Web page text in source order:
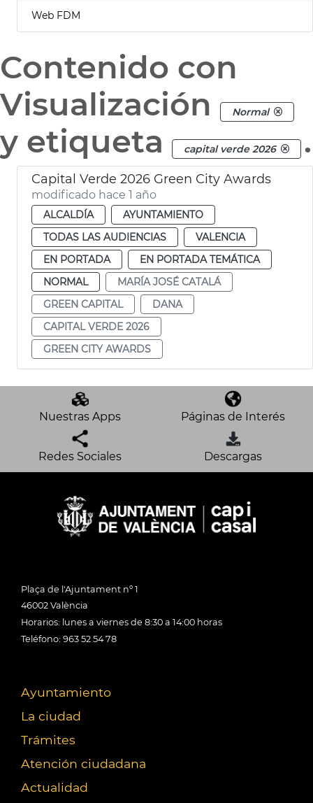
Web FDM
Contenido con
Visualización
Normal
y etiqueta capital verde 2026 .
Capital Verde 2026 Green City Awards
modificado hace 1 año
ALCALDÍA
AYUNTAMIENTO
TODAS LAS AUDIENCIAS
VALENCIA
EN PORTADA
EN PORTADA TEMÁTICA
NORMAL
MARÍA JOSÉ CATALÁ
GREEN CAPITAL
DANA
CAPITAL VERDE 2026
GREEN CITY AWARDS
Nuestras Apps Páginas de Interés
Redes Sociales Descargas
Plaça de l'Ajuntament nº 1
46002 València
Horarios: lunes a viernes de 8:30 a 14:00 horas
Teléfono: 963 52 54 78
Ayuntamiento
La ciudad
Trámites
Atención ciudadana
Actualidad